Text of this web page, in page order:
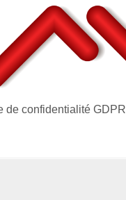
de confidentialité GDPR